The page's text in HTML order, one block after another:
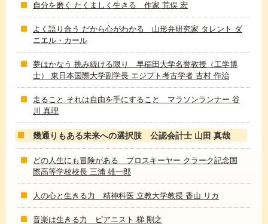
自分を磨く たくましく生きる 作家 荒俣 宏
よく語り合う だから心がわかる 山形弁研究家 タレント ダ
ニエル・カール
夢はかなう 挑み続ける限り 早稲田大学名誉教授（工学博
士） 東日本国際大学副学長 エジプト考古学者 吉村 作治
走ること それは自由を手にすること マラソンランナー 谷
川 真理
幾通りもある未来への選択肢 公認会計士 山田 真哉
どの人生にも冒険がある プロスキーヤー クラーク記念国
際高等学校校長 三浦 雄一郎
人の心と生きる力 精神科医 立教大学教授 香山 リカ
音楽は生きる力 ピアニスト 梯 剛之